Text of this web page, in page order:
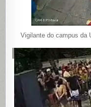
Vigilante do campus da